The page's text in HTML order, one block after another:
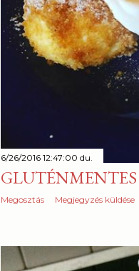
6/26/2016 12:47:00 du.
Megosztás Megjegyzés küldése